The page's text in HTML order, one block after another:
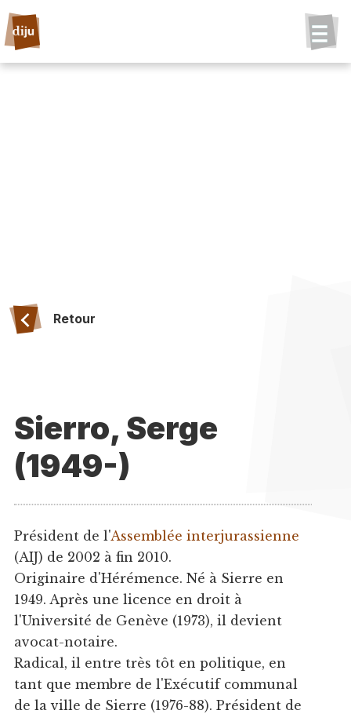
Retour
Sierro, Serge
(1949-)
Président de l'Assemblée interjurassienne
(AIJ) de 2002 à fin 2010.
Originaire d'Hérémence. Né à Sierre en
1949. Après une licence en droit à
l'Université de Genève (1973), il devient
avocat-notaire.
Radical, il entre très tôt en politique, en
tant que membre de l'Exécutif communal
de la ville de Sierre (1976-88). Président de